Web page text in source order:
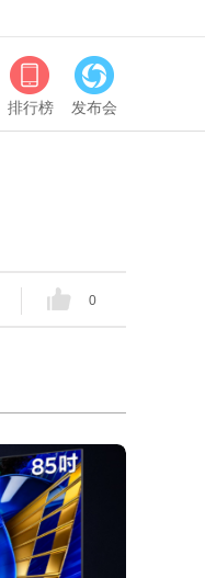
排行榜 发布会
0